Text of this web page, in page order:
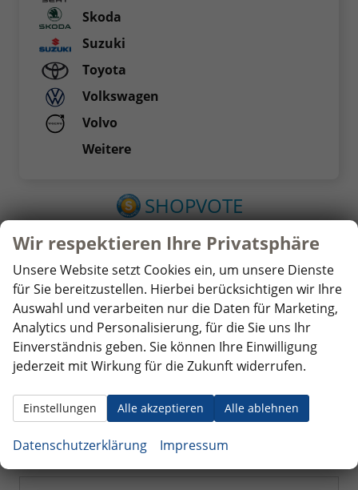
Skoda
Suzuki
Toyota
Volkswagen
Volvo
Weitere
Wir sammeln über den Dienstleister SHOPVOTE
Kundenbewertungen finden Sie hier.
Wir respektieren Ihre Privatsphäre
Unsere Website setzt Cookies ein, um unsere Dienste
für Sie bereitzustellen. Hierbei berücksichtigen wir Ihre
Auswahl und verarbeiten nur die Daten für Marketing,
Analytics und Personalisierung, für die Sie uns Ihr
Einverständnis geben. Sie können Ihre Einwilligung
jederzeit mit Wirkung für die Zukunft widerrufen.
Alle akzeptieren Alle ablehnen
Einstellungen
Datenschutzerklärung Impressum